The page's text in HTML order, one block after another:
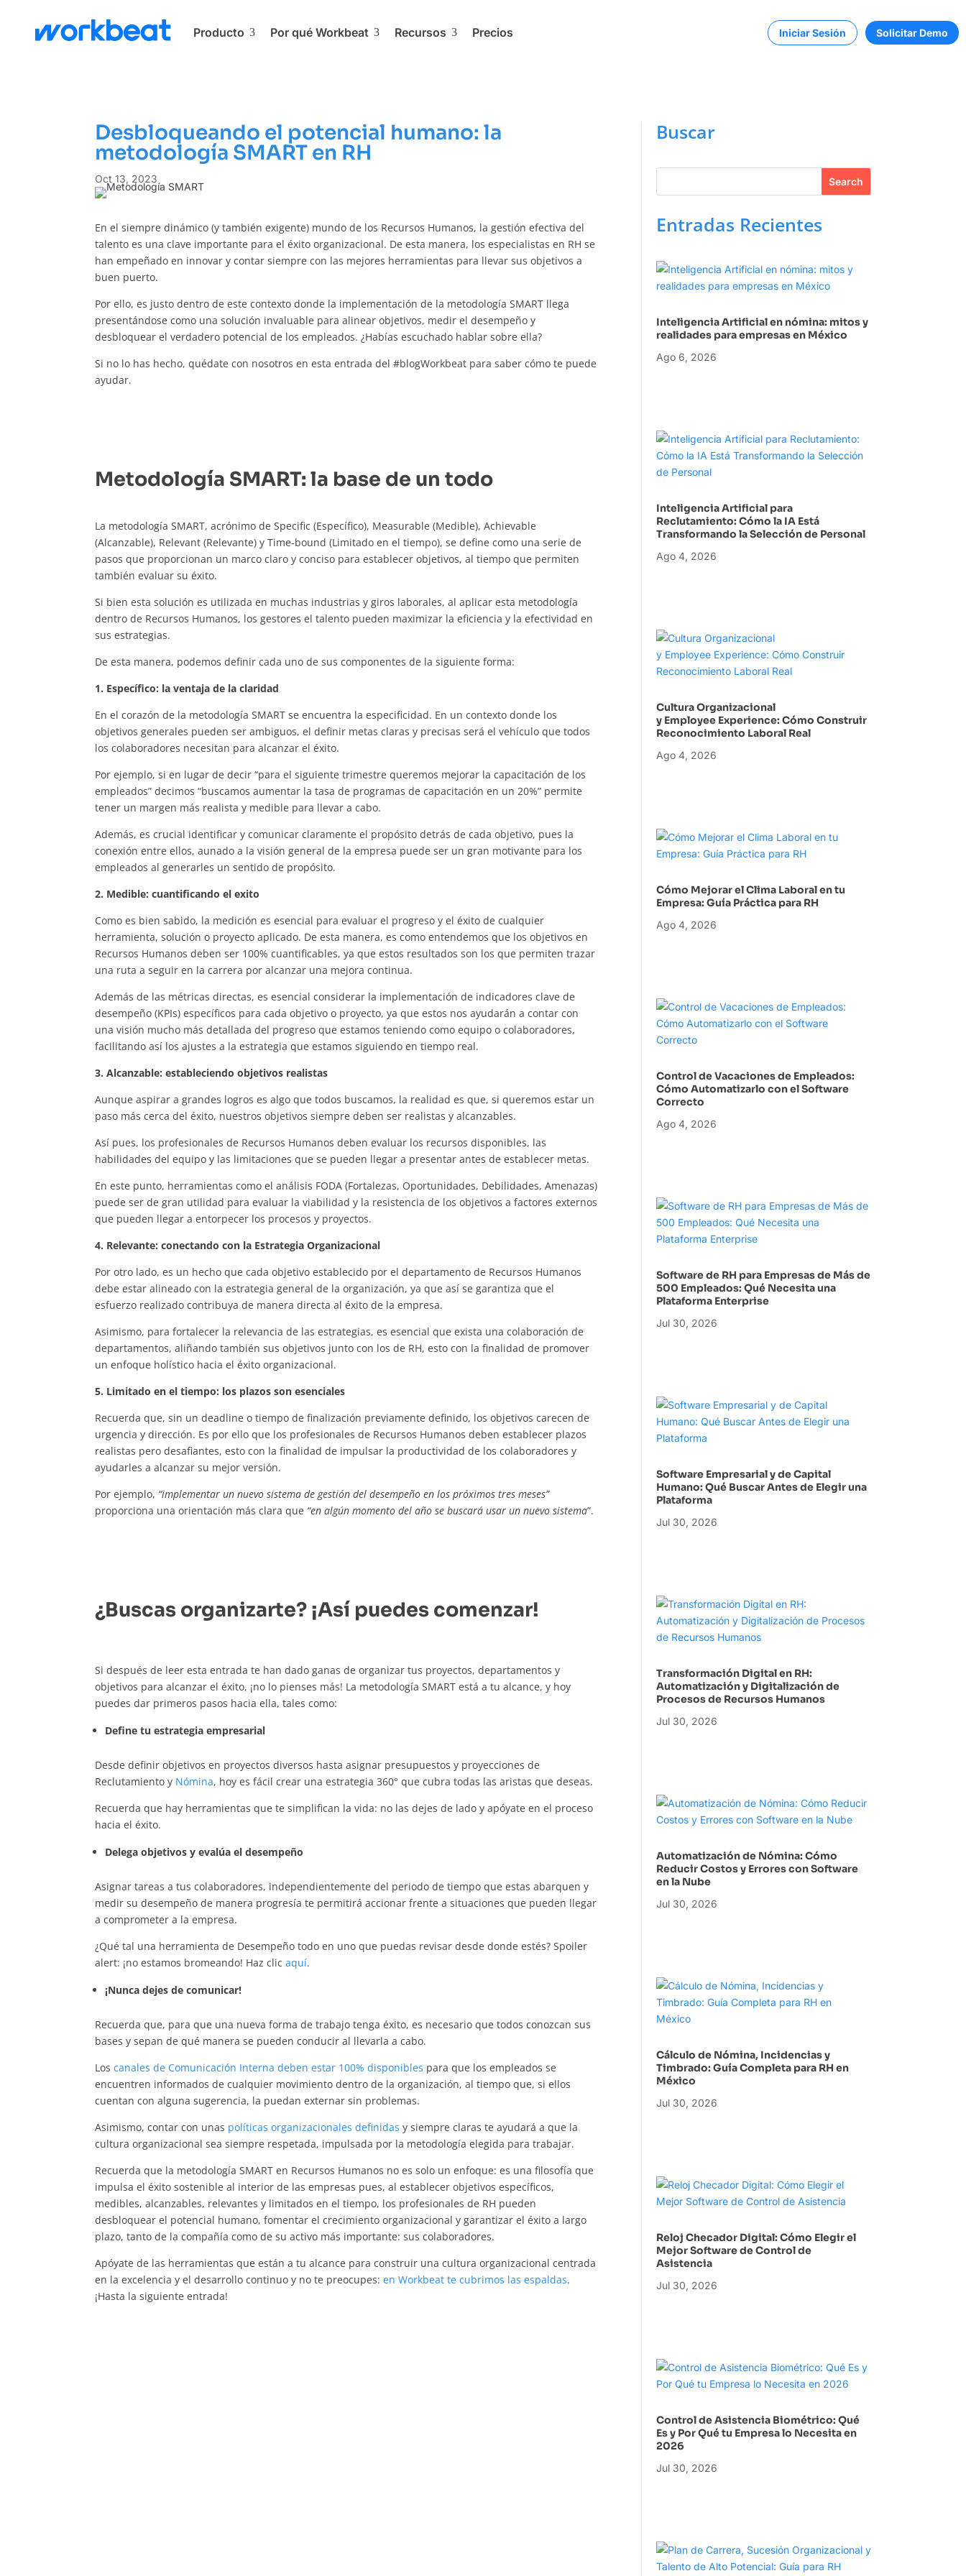
Producto 3 Por qué Workbeat 3 Recursos 3 Precios Iniciar Sesión Solicitar Demo
Desbloqueando el potencial humano: la
metodología SMART en RH
Oct 13, 2023
En el siempre dinámico (y también exigente) mundo de los Recursos Humanos, la gestión efectiva del
talento es una clave importante para el éxito organizacional. De esta manera, los especialistas en RH se
han empeñado en innovar y contar siempre con las mejores herramientas para llevar sus objetivos a
buen puerto.
Por ello, es justo dentro de este contexto donde la implementación de la metodología SMART llega
presentándose como una solución invaluable para alinear objetivos, medir el desempeño y
desbloquear el verdadero potencial de los empleados. ¿Habías escuchado hablar sobre ella?
Si no lo has hecho, quédate con nosotros en esta entrada del #blogWorkbeat para saber cómo te puede
ayudar.
Metodología SMART: la base de un todo
La metodología SMART, acrónimo de Specific (Específico), Measurable (Medible), Achievable
(Alcanzable), Relevant (Relevante) y Time-bound (Limitado en el tiempo), se define como una serie de
pasos que proporcionan un marco claro y conciso para establecer objetivos, al tiempo que permiten
también evaluar su éxito.
Si bien esta solución es utilizada en muchas industrias y giros laborales, al aplicar esta metodología
dentro de Recursos Humanos, los gestores el talento pueden maximizar la eficiencia y la efectividad en
sus estrategias.
De esta manera, podemos definir cada uno de sus componentes de la siguiente forma:
1. Específico: la ventaja de la claridad
En el corazón de la metodología SMART se encuentra la especificidad. En un contexto donde los
objetivos generales pueden ser ambiguos, el definir metas claras y precisas será el vehículo que todos
los colaboradores necesitan para alcanzar el éxito.
Por ejemplo, si en lugar de decir “para el siguiente trimestre queremos mejorar la capacitación de los
empleados” decimos “buscamos aumentar la tasa de programas de capacitación en un 20%” permite
tener un margen más realista y medible para llevar a cabo.
Además, es crucial identificar y comunicar claramente el propósito detrás de cada objetivo, pues la
conexión entre ellos, aunado a la visión general de la empresa puede ser un gran motivante para los
empleados al generarles un sentido de propósito.
2. Medible: cuantificando el exito
Como es bien sabido, la medición es esencial para evaluar el progreso y el éxito de cualquier
herramienta, solución o proyecto aplicado. De esta manera, es como entendemos que los objetivos en
Recursos Humanos deben ser 100% cuantificables, ya que estos resultados son los que permiten trazar
una ruta a seguir en la carrera por alcanzar una mejora continua.
Además de las métricas directas, es esencial considerar la implementación de indicadores clave de
desempeño (KPIs) específicos para cada objetivo o proyecto, ya que estos nos ayudarán a contar con
una visión mucho más detallada del progreso que estamos teniendo como equipo o colaboradores,
facilitando así los ajustes a la estrategia que estamos siguiendo en tiempo real.
3. Alcanzable: estableciendo objetivos realistas
Aunque aspirar a grandes logros es algo que todos buscamos, la realidad es que, si queremos estar un
paso más cerca del éxito, nuestros objetivos siempre deben ser realistas y alcanzables.
Así pues, los profesionales de Recursos Humanos deben evaluar los recursos disponibles, las
habilidades del equipo y las limitaciones que se pueden llegar a presentar antes de establecer metas.
En este punto, herramientas como el análisis FODA (Fortalezas, Oportunidades, Debilidades, Amenazas)
puede ser de gran utilidad para evaluar la viabilidad y la resistencia de los objetivos a factores externos
que pueden llegar a entorpecer los procesos y proyectos.
4. Relevante: conectando con la Estrategia Organizacional
Por otro lado, es un hecho que cada objetivo establecido por el departamento de Recursos Humanos
debe estar alineado con la estrategia general de la organización, ya que así se garantiza que el
esfuerzo realizado contribuya de manera directa al éxito de la empresa.
Asimismo, para fortalecer la relevancia de las estrategias, es esencial que exista una colaboración de
departamentos, aliñando también sus objetivos junto con los de RH, esto con la finalidad de promover
un enfoque holístico hacia el éxito organizacional.
5. Limitado en el tiempo: los plazos son esenciales
Recuerda que, sin un deadline o tiempo de finalización previamente definido, los objetivos carecen de
urgencia y dirección. Es por ello que los profesionales de Recursos Humanos deben establecer plazos
realistas pero desafiantes, esto con la finalidad de impulsar la productividad de los colaboradores y
ayudarles a alcanzar su mejor versión.
Por ejemplo, “implementar un nuevo sistema de gestión del desempeño en los próximos tres meses”
proporciona una orientación más clara que “en algún momento del año se buscará usar un nuevo sistema”.
¿Buscas organizarte? ¡Así puedes comenzar!
Si después de leer esta entrada te han dado ganas de organizar tus proyectos, departamentos y
objetivos para alcanzar el éxito, ¡no lo pienses más! La metodología SMART está a tu alcance, y hoy
puedes dar primeros pasos hacia ella, tales como:
Define tu estrategia empresarial
Desde definir objetivos en proyectos diversos hasta asignar presupuestos y proyecciones de
Reclutamiento y Nómina, hoy es fácil crear una estrategia 360° que cubra todas las aristas que deseas.
Recuerda que hay herramientas que te simplifican la vida: no las dejes de lado y apóyate en el proceso
hacia el éxito.
Delega objetivos y evalúa el desempeño
Asignar tareas a tus colaboradores, independientemente del periodo de tiempo que estas abarquen y
medir su desempeño de manera progresía te permitirá accionar frente a situaciones que pueden llegar
a comprometer a la empresa.
¿Qué tal una herramienta de Desempeño todo en uno que puedas revisar desde donde estés? Spoiler
alert: ¡no estamos bromeando! Haz clic aquí.
¡Nunca dejes de comunicar!
Recuerda que, para que una nueva forma de trabajo tenga éxito, es necesario que todos conozcan sus
bases y sepan de qué manera se pueden conducir al llevarla a cabo.
Los canales de Comunicación Interna deben estar 100% disponibles para que los empleados se
encuentren informados de cualquier movimiento dentro de la organización, al tiempo que, si ellos
cuentan con alguna sugerencia, la puedan externar sin problemas.
Asimismo, contar con unas políticas organizacionales definidas y siempre claras te ayudará a que la
cultura organizacional sea siempre respetada, impulsada por la metodología elegida para trabajar.
Recuerda que la metodología SMART en Recursos Humanos no es solo un enfoque: es una filosofía que
impulsa el éxito sostenible al interior de las empresas pues, al establecer objetivos específicos,
medibles, alcanzables, relevantes y limitados en el tiempo, los profesionales de RH pueden
desbloquear el potencial humano, fomentar el crecimiento organizacional y garantizar el éxito a largo
plazo, tanto de la compañía como de su activo más importante: sus colaboradores.
Apóyate de las herramientas que están a tu alcance para construir una cultura organizacional centrada
en la excelencia y el desarrollo continuo y no te preocupes: en Workbeat te cubrimos las espaldas.
¡Hasta la siguiente entrada!
Buscar
Entradas Recientes
Inteligencia Artificial en nómina: mitos y
realidades para empresas en México
Ago 6, 2026
Inteligencia Artificial para
Reclutamiento: Cómo la IA Está
Transformando la Selección de Personal
Ago 4, 2026
Cultura Organizacional
y Employee Experience: Cómo Construir
Reconocimiento Laboral Real
Ago 4, 2026
Cómo Mejorar el Clima Laboral en tu
Empresa: Guía Práctica para RH
Ago 4, 2026
Control de Vacaciones de Empleados:
Cómo Automatizarlo con el Software
Correcto
Ago 4, 2026
Software de RH para Empresas de Más de
500 Empleados: Qué Necesita una
Plataforma Enterprise
Jul 30, 2026
Software Empresarial y de Capital
Humano: Qué Buscar Antes de Elegir una
Plataforma
Jul 30, 2026
Transformación Digital en RH:
Automatización y Digitalización de
Procesos de Recursos Humanos
Jul 30, 2026
Automatización de Nómina: Cómo
Reducir Costos y Errores con Software
en la Nube
Jul 30, 2026
Cálculo de Nómina, Incidencias y
Timbrado: Guía Completa para RH en
México
Jul 30, 2026
Reloj Checador Digital: Cómo Elegir el
Mejor Software de Control de
Asistencia
Jul 30, 2026
Control de Asistencia Biométrico: Qué
Es y Por Qué tu Empresa lo Necesita en
2026
Jul 30, 2026